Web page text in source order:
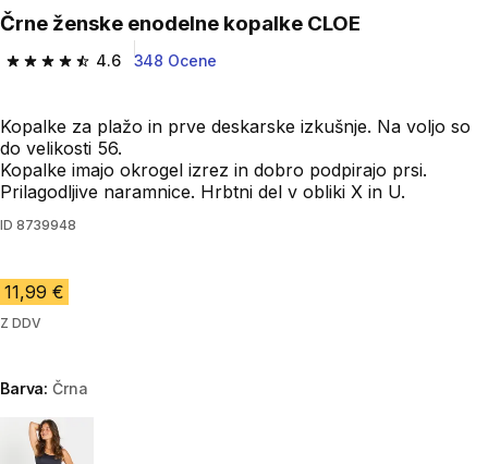
Črne ženske enodelne kopalke CLOE
4.6
4.6 od 5 zvezdic from 348 ocene
348 Ocene
Kopalke za plažo in prve deskarske izkušnje. Na voljo so
do velikosti 56.
Kopalke imajo okrogel izrez in dobro podpirajo prsi.
Prilagodljive naramnice. Hrbtni del v obliki X in U.
ID 8739948
11,99 €
Z DDV
Barva:Črna
Choose a variant